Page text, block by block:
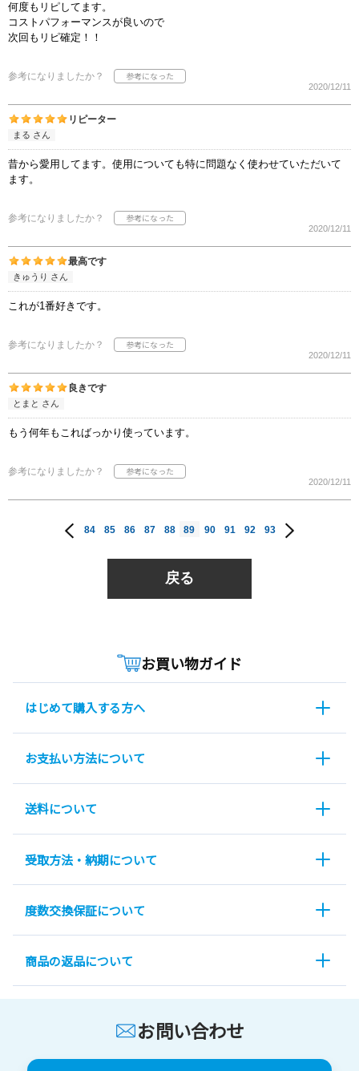
何度もリピしてます。
コストパフォーマンスが良いので
次回もリピ確定！！
参考になりましたか？
2020/12/11
リピーター
まる さん
昔から愛用してます。使用についても特に問題なく使わせていただいて
ます。
参考になりましたか？
2020/12/11
最高です
きゅうり さん
これが1番好きです。
参考になりましたか？
2020/12/11
良きです
とまと さん
もう何年もこればっかり使っています。
参考になりましたか？
2020/12/11
84 85 86 87 88 89 90 91 92 93
戻る
お買い物ガイド
はじめて購入する方へ
お支払い方法について
送料について
受取方法・納期について
度数交換保証について
商品の返品について
お問い合わせ